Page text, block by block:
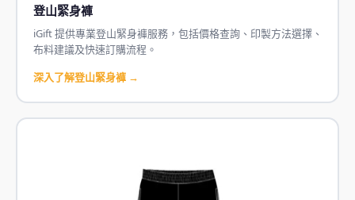
登山緊身褲
iGift 提供專業登山緊身褲服務，包括價格查詢、印製方法選擇、
布料建議及快速訂購流程。
深入了解登山緊身褲 →